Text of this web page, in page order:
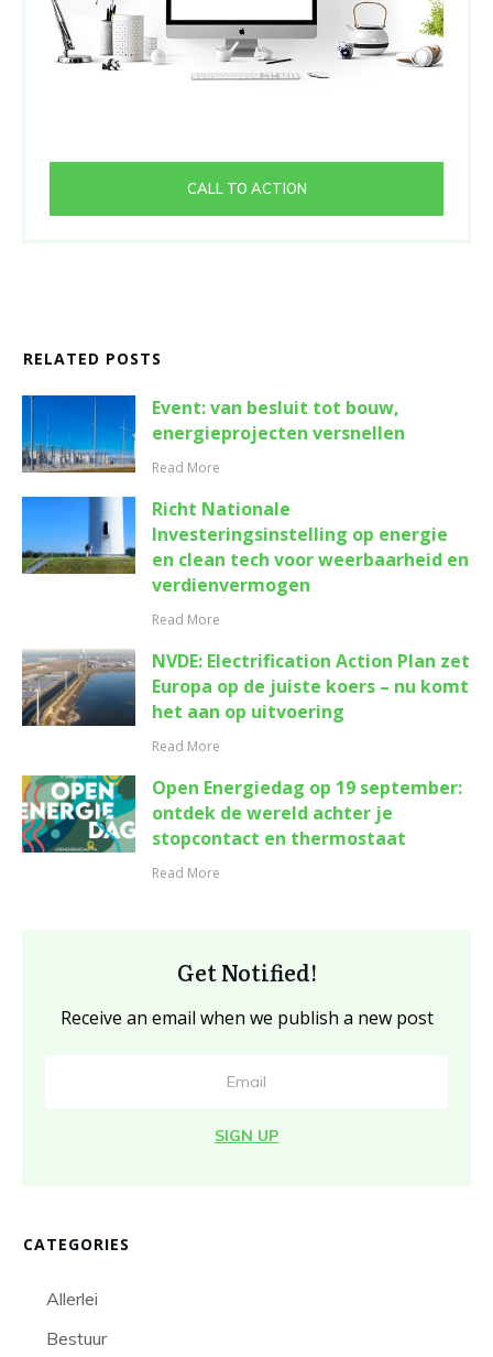
CALL TO ACTION
RELATED POSTS
Event: van besluit tot bouw,
energieprojecten versnellen
Read More
Richt Nationale
Investeringsinstelling op energie
en clean tech voor weerbaarheid en
verdienvermogen
Read More
NVDE: Electrification Action Plan zet
Europa op de juiste koers – nu komt
het aan op uitvoering
Read More
Open Energiedag op 19 september:
ontdek de wereld achter je
stopcontact en thermostaat
Read More
Get Notified!
Receive an email when we publish a new post
SIGN UP
CATEGORIES
Allerlei
Bestuur